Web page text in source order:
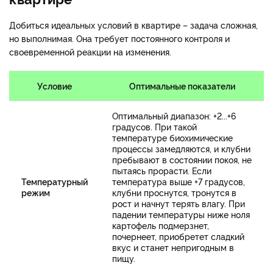
Добиться идеальных условий в квартире – задача сложная,
но выполнимая. Она требует постоянного контроля и
своевременной реакции на изменения.
Условие Оптимальные показатели
Температурный
режим
Оптимальный диапазон: +2...+6
градусов. При такой
температуре биохимические
процессы замедляются, и клубни
пребывают в состоянии покоя, не
пытаясь прорасти. Если
температура выше +7 градусов,
клубни проснутся, тронутся в
рост и начнут терять влагу. При
падении температуры ниже ноля
картофель подмерзнет,
почернеет, приобретет сладкий
вкус и станет непригодным в
пищу.